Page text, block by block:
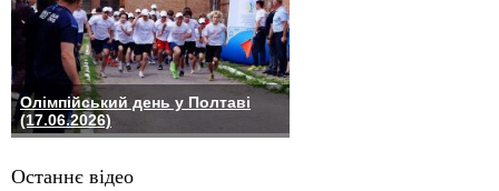
Олімпійський день у Полтаві
(17.06.2026)
Останнє відео